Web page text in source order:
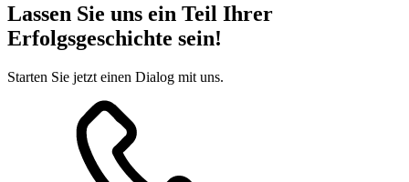
Lassen Sie uns ein Teil Ihrer
Erfolgsgeschichte sein!
Starten Sie jetzt einen Dialog mit uns.